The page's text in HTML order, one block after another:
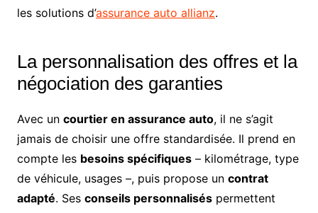
les solutions d’assurance auto allianz.
La personnalisation des offres et la
négociation des garanties
Avec un courtier en assurance auto, il ne s’agit
jamais de choisir une offre standardisée. Il prend en
compte les besoins spécifiques– kilométrage, type
de véhicule, usages –, puis propose un contrat
adapté. Ses conseils personnaliséspermettent